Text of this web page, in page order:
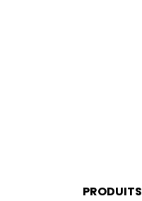
PRODUITS